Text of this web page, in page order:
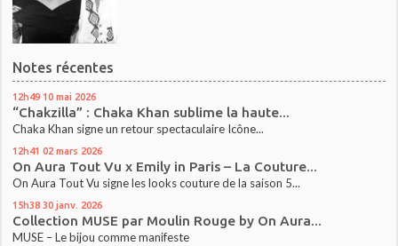
Notes récentes
12h49 10 mai 2026
“Chakzilla” : Chaka Khan sublime la haute...
Chaka Khan signe un retour spectaculaire Icône...
12h41 02 mars 2026
On Aura Tout Vu x Emily in Paris – La Couture...
On Aura Tout Vu signe les looks couture de la saison 5...
15h38 30 janv. 2026
Collection MUSE par Moulin Rouge by On Aura...
MUSE – Le bijou comme manifeste